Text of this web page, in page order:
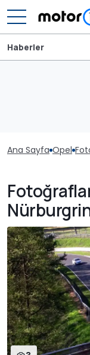
Haberler
Ana Sayfa Opel